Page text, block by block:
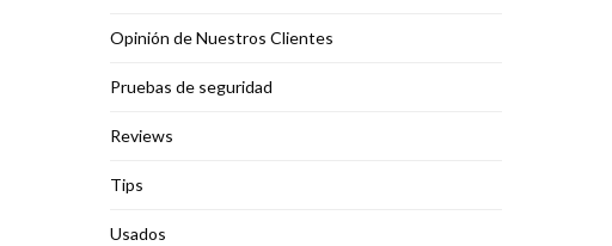
Opinión de Nuestros Clientes
Pruebas de seguridad
Reviews
Tips
Usados